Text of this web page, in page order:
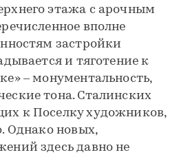
этажа с арочным
вполне
застройки
и тяготение к
– монументальность,
тона. Сталинских
к Поселку художников,
Однако новых,
здесь давно не